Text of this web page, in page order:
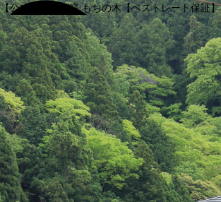
【公式】渓谷別庭 もちの木【ベストレート保証】